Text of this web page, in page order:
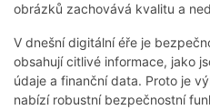
obrázků zachovává kvalitu a
V dnešní digitální éře je
obsahují citlivé informace, jako
údaje a finanční data. Proto je
nabízí robustní bezpečnostní